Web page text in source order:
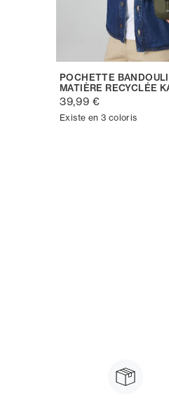
POCHETTE
MATIÈRE RECYCLÉE
39,99 €
Existe en 3 coloris